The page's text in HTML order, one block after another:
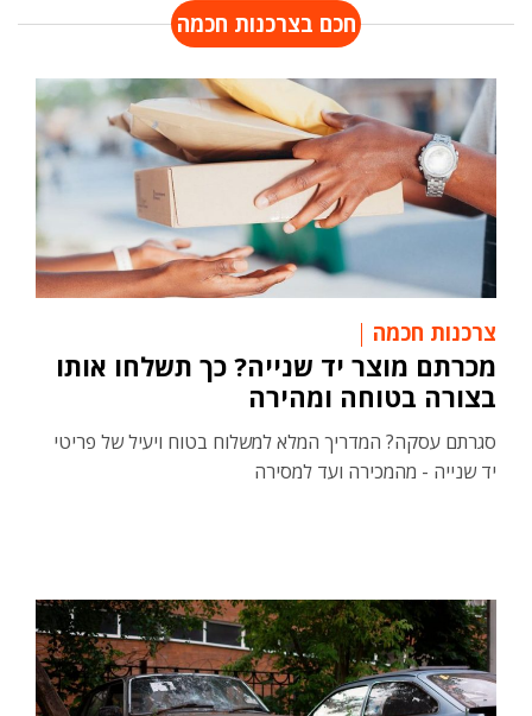
חכם בצרכנות חכמה
צרכנות חכמה
מכרתם מוצר יד שנייה? כך תשלחו אותו
בצורה בטוחה ומהירה
סגרתם עסקה? המדריך המלא למשלוח בטוח ויעיל של פריטי
יד שנייה - מהמכירה ועד למסירה